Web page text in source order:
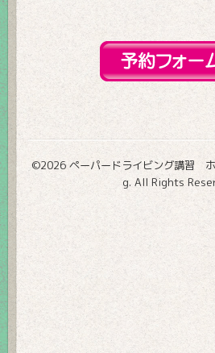
©2026 ペーパードライビング講習
g. All Rights